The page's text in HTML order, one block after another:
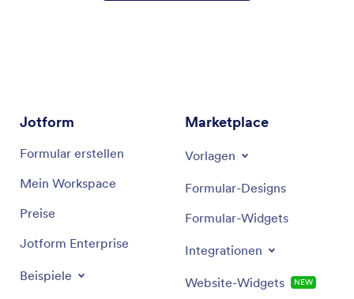
Jotform
Formular erstellen
Mein Workspace
Preise
Jotform Enterprise
Beispiele
Marketplace
Vorlagen
Formular-Designs
Formular-Widgets
Integrationen
Website-Widgets NEW